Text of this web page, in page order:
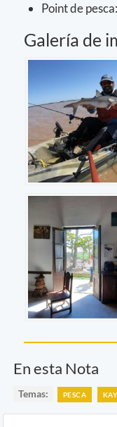
Point de
Galería de
En esta Nota
Temas: PESCA